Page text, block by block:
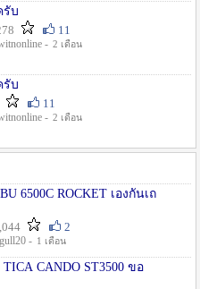
รับ
11
- 2 เดือน
รับ
11
- 2 เดือน
ROCKET เองกันเถ
2
- 1 เดือน
CANDO ST3500 ขอ